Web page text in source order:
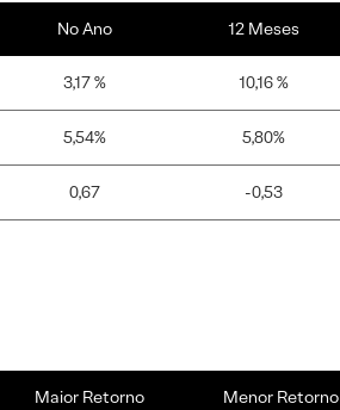
No Ano 12 Meses
3,17 % 10,16 %
5,54% 5,80%
0,67 -0,53
Maior Retorno
Menor Retorno